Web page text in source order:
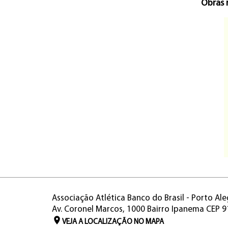
Obras
Associação Atlética Banco do Brasil - Porto
Av. Coronel Marcos, 1000 Bairro Ipanema CEP
VEJA A LOCALIZAÇÃO NO MAPA